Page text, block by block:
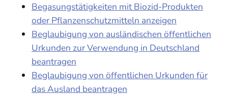
Begasungstätigkeiten mit Biozid-Produkten
oder Pflanzenschutzmitteln anzeigen
Beglaubigung von ausländischen öffentlichen
Urkunden zur Verwendung in Deutschland
beantragen
Beglaubigung von öffentlichen Urkunden für
das Ausland beantragen